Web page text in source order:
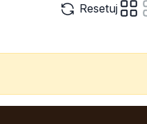
Resetuj